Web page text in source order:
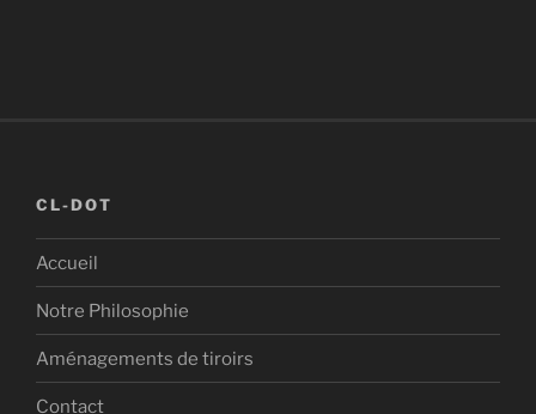
CL-DOT
Accueil
Notre Philosophie
Aménagements de tiroirs
Contact